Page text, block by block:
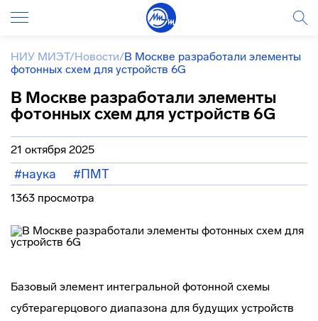
НИУ МИЭТ/Новости/В Москве разработали элементы
фотонных схем для устройств 6G
В Москве разработали элементы
фотонных схем для устройств 6G
21 октября 2025
#наука #ПМТ
1363 просмотра
Базовый элемент интегральной фотонной схемы
субтерагерцового диапазона для будущих устройств